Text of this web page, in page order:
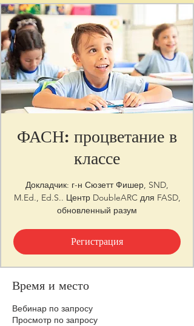
ФАСН: процветание в
классе
Докладчик: г-н Сюзетт Фишер, SND,
M.Ed., Ed.S.. Центр DoubleARC для FASD,
обновленный разум
Регистрация
Время и место
Вебинар по запросу
Просмотр по запросу